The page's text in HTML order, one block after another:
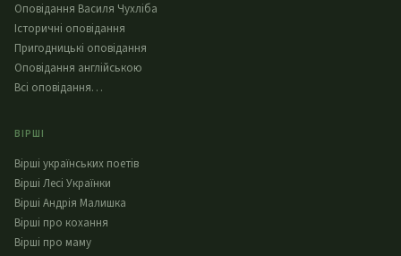
Оповідання Василя Чухліба
Історичні оповідання
Пригодницькі оповідання
Оповідання англійською
Всі оповідання…
ВІРШІ
Вірші українських поетів
Вірші Лесі Українки
Вірші Андрія Малишка
Вірші про кохання
Вірші про маму